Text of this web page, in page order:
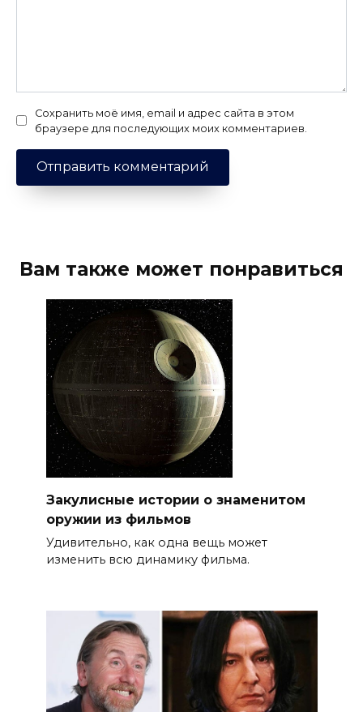
Сохранить моё имя, email и адрес сайта в этом
браузере для последующих моих комментариев.
Вам также может понравиться
Закулисные истории о знаменитом
оружии из фильмов
Удивительно, как одна вещь может
изменить всю динамику фильма.